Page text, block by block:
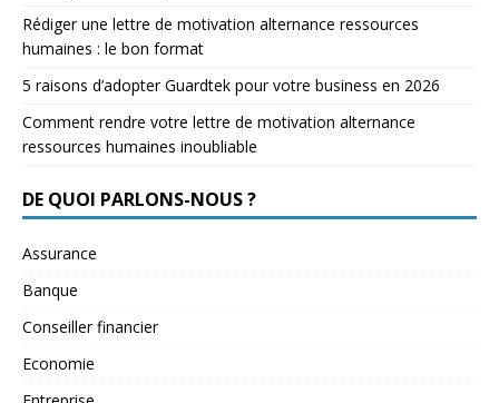
Rédiger une lettre de motivation alternance ressources
humaines : le bon format
5 raisons d’adopter Guardtek pour votre business en 2026
Comment rendre votre lettre de motivation alternance
ressources humaines inoubliable
DE QUOI PARLONS-NOUS ?
Assurance
Banque
Conseiller financier
Economie